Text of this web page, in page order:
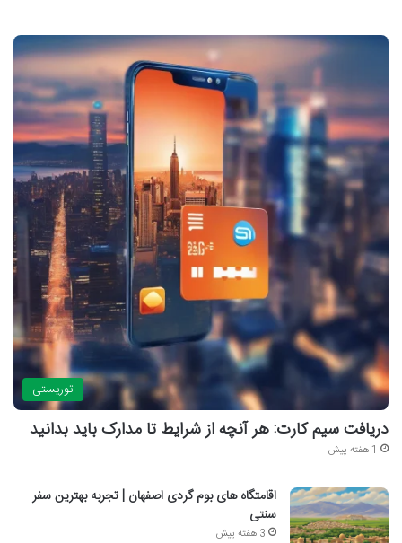
توریستی
دریافت سیم کارت: هر آنچه از شرایط تا مدارک باید بدانید
1 هفته پیش
اقامتگاه های بوم گردی اصفهان | تجربه بهترین سفر
سنتی
3 هفته پیش